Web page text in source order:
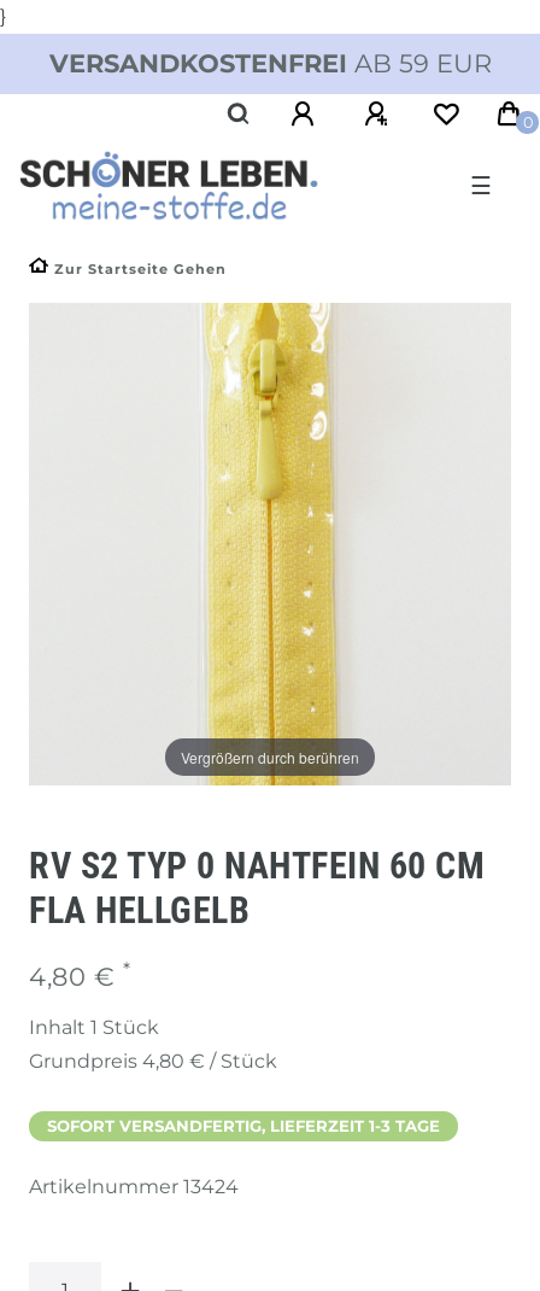
}
VERSANDKOSTENFREI AB 59 EUR
0
☰
Zur Startseite Gehen
Vergrößern durch berühren
RV S2 TYP 0 NAHTFEIN 60 CM
FLA HELLGELB
4,80 € *
Inhalt 1 Stück
Grundpreis 4,80 € / Stück
SOFORT VERSANDFERTIG, LIEFERZEIT 1-3 TAGE
Artikelnummer 13424